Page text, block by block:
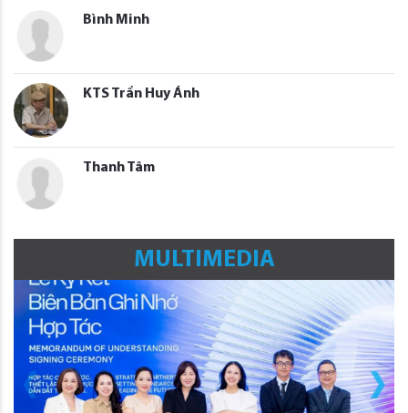
Bình Minh
KTS Trần Huy Ánh
Thanh Tâm
MULTIMEDIA